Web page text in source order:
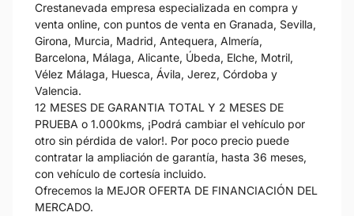
Crestanevada empresa especializada en compra y
venta online, con puntos de venta en Granada, Sevilla,
Girona, Murcia, Madrid, Antequera, Almería,
Barcelona, Málaga, Alicante, Úbeda, Elche, Motril,
Vélez Málaga, Huesca, Ávila, Jerez, Córdoba y
Valencia.
12 MESES DE GARANTIA TOTAL Y 2 MESES DE
PRUEBA o 1.000kms, ¡Podrá cambiar el vehículo por
otro sin pérdida de valor!. Por poco precio puede
contratar la ampliación de garantía, hasta 36 meses,
con vehículo de cortesía incluido.
Ofrecemos la MEJOR OFERTA DE FINANCIACIÓN DEL
MERCADO.